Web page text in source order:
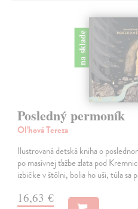
na sklade
Posledný permoník
Oľhová Tereza
Ilustrovaná detská kniha o
po masívnej ťažbe zlata pod
izbičke v štôlni, bolia ho uši, túla sa
16,63 €